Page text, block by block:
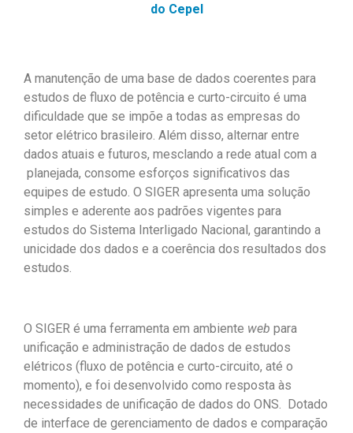
do Cepel
A manutenção de uma base de dados coerentes para
estudos de fluxo de potência e curto-circuito é uma
dificuldade que se impõe a todas as empresas do
setor elétrico brasileiro. Além disso, alternar entre
dados atuais e futuros, mesclando a rede atual com a
planejada, consome esforços significativos das
equipes de estudo. O SIGER apresenta uma solução
simples e aderente aos padrões vigentes para
estudos do Sistema Interligado Nacional, garantindo a
unicidade dos dados e a coerência dos resultados dos
estudos.
O SIGER é uma ferramenta em ambiente web para
unificação e administração de dados de estudos
elétricos (fluxo de potência e curto-circuito, até o
momento), e foi desenvolvido como resposta às
necessidades de unificação de dados do ONS. Dotado
de interface de gerenciamento de dados e comparação